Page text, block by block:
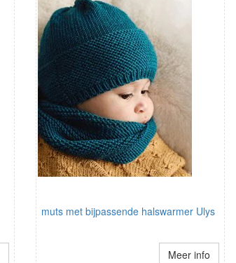
muts met bijpassende halswarmer Ulys
Meer info